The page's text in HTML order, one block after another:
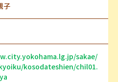
子
sakae/
kosodateshien/chil01.